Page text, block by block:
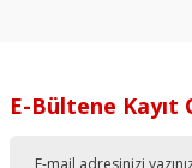
E-Bültene Kayıt